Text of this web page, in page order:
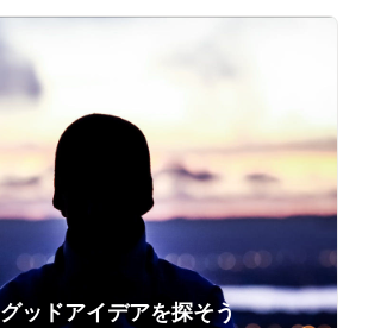
グッドアイデアを探そう